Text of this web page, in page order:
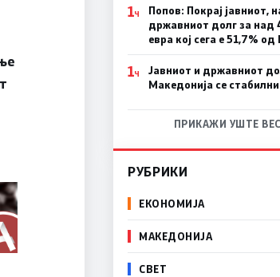
1Ч
Попов: Покрај јавниот,
државниот долг за над
евра кој сега е 51,7%
1Ч
Јавниот и државниот
Македонија се стабилни
ПРИКАЖИ УШТЕ
РУБРИКИ
ЕКОНОМИЈА
МАКЕДОНИЈА
СВЕТ